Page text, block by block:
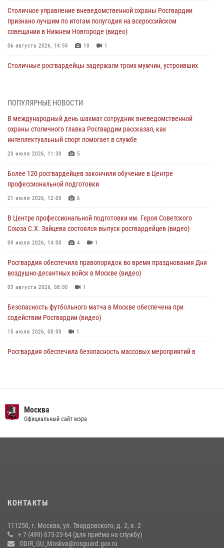
Столичное управление вневедомственной охраны Росгвардии
признано лучшим по итогам полугодия на всероссийском
совещании в Нижнем Новгороде (видео)
06 августа 2026, 14:59 10 1
Столичные росгвардейцы задержали троих мужчин, устроивших
матче в Москве обеспечила Росгвардия (видео)
06 августа 2026, 08:30
Столичные росгвардейцы задержали мужчину, устроившего дебош
05 августа 2026, 12:39
Московские росгвардейцы обеспечили безопасность проведения
05 августа 2026, 12:35
Делегация МВД Республики Беларусь ознакомилась с передовыми
04 августа 2026, 18:16 5
ПОПУЛЯРНЫЕ НОВОСТИ
В международный день шахмат сотрудник вневедомственной
охраны столичного главка Росгвардии рассказал, как
интеллектуальный спорт помогает в службе
20 июля 2026, 11:30 5
Более 120 росгвардейцев закончили обучение в Центре
профессиональной подготовки
21 июля 2026, 12:00 6
В Центре профессиональной подготовки им. Героя Советского
Союза С.Х. Зайцева состоялся выпуск росгвардейцев (видео)
09 июля 2026, 14:00 4 1
Росгвардия обеспечила правопорядок во время празднования Дня
воздушно-десантных войск в Москве (видео)
03 августа 2026, 08:00 1
Безопасность футбольного матча в Москве обеспечена при
содействии Росгвардии (видео)
15 июля 2026, 08:00 1
Росгвардия обеспечила безопасность массовых мероприятий в
чемпионат по самбо (виео)
15 июля 2026, 14:00 8
матче в Москве обеспечила Росгвардия (видео)
Росгвардецы проверили места массового пребывания молодежи в
Москва
Официальный сайт мэра
КОНТАКТЫ
111250, г. Москва, ул. Твардовского, д. 2, к. 2
+ 7 (499) 673-23-64 (для приёма на службу)
ODIR_GU_Moskva@rosguard.gov.ru